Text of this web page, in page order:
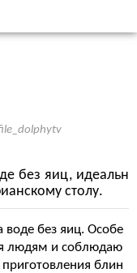
без яиц, идеальн
столу.
воде без яиц. Особе
людям и соблюдаю
блин